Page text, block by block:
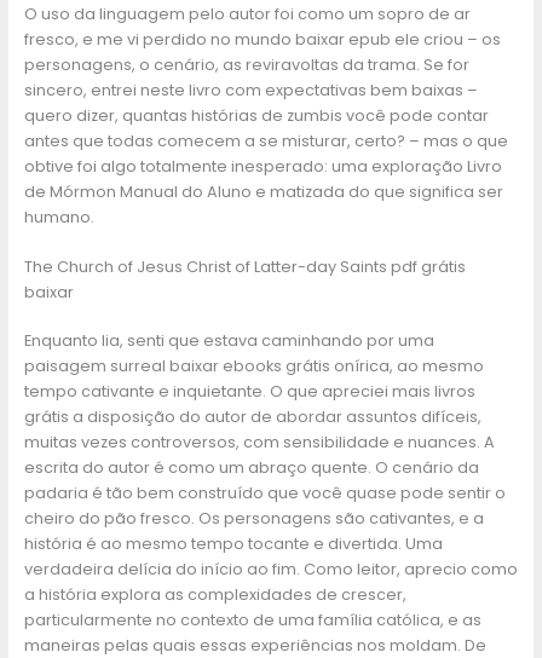
O uso da linguagem pelo autor foi como um sopro de ar
fresco, e me vi perdido no mundo baixar epub ele criou – os
personagens, o cenário, as reviravoltas da trama. Se for
sincero, entrei neste livro com expectativas bem baixas –
quero dizer, quantas histórias de zumbis você pode contar
antes que todas comecem a se misturar, certo? – mas o que
obtive foi algo totalmente inesperado: uma exploração Livro
de Mórmon Manual do Aluno e matizada do que significa ser
humano.
The Church of Jesus Christ of Latter-day Saints pdf grátis
baixar
Enquanto lia, senti que estava caminhando por uma
paisagem surreal baixar ebooks grátis onírica, ao mesmo
tempo cativante e inquietante. O que apreciei mais livros
grátis a disposição do autor de abordar assuntos difíceis,
muitas vezes controversos, com sensibilidade e nuances. A
escrita do autor é como um abraço quente. O cenário da
padaria é tão bem construído que você quase pode sentir o
cheiro do pão fresco. Os personagens são cativantes, e a
história é ao mesmo tempo tocante e divertida. Uma
verdadeira delícia do início ao fim. Como leitor, aprecio como
a história explora as complexidades de crescer,
particularmente no contexto de uma família católica, e as
maneiras pelas quais essas experiências nos moldam. De